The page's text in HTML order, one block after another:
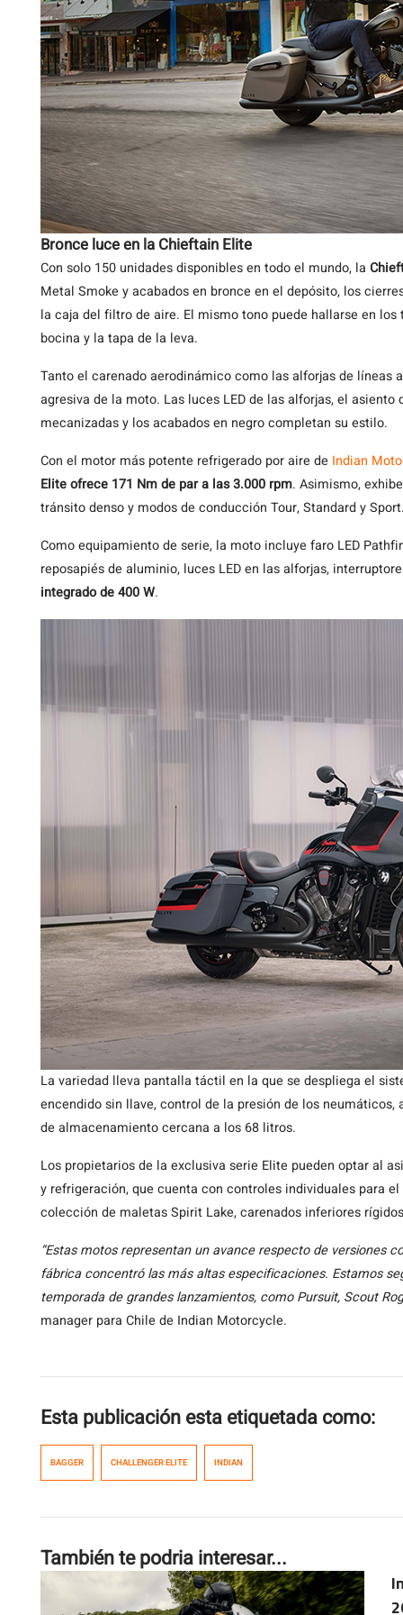
Bronce luce en la Chieftain Elite
Con solo 150 unidades disponibles en todo el mundo, la
Metal Smoke y acabados en bronce en el depósito, los
la caja del filtro de aire. El mismo tono puede hallarse en
bocina y la tapa de la leva.
Tanto el carenado aerodinámico como las alforjas de líneas
agresiva de la moto. Las luces LED de las alforjas, el
mecanizadas y los acabados en negro completan su estilo.
Con el motor más potente refrigerado por aire de Indian
Elite ofrece 171 Nm de par a las 3.000 rpm. Asimismo,
tránsito denso y modos de conducción Tour, Standard y
Como equipamiento de serie, la moto incluye faro LED
reposapiés de aluminio, luces LED en las alforjas,
integrado de 400 W.
La variedad lleva pantalla táctil en la que se despliega el
encendido sin llave, control de la presión de los
de almacenamiento cercana a los 68 litros.
Los propietarios de la exclusiva serie Elite pueden optar al
y refrigeración, que cuenta con controles individuales para
colección de maletas Spirit Lake, carenados inferiores
“Estas motos representan un avance respecto de versiones
fábrica concentró las más altas especificaciones. Estamos
temporada de grandes lanzamientos, como Pursuit, Scout
manager para Chile de Indian Motorcycle.
Esta publicación esta etiquetada como:
BAGGER CHALLENGER ELITE INDIAN
También te podria interesar...